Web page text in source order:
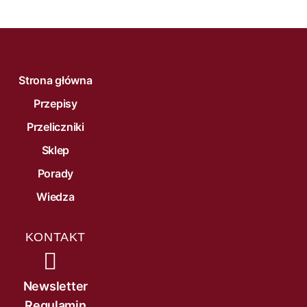
Strona główna
Przepisy
Przeliczniki
Sklep
Porady
Wiedza
KONTAKT
Newsletter